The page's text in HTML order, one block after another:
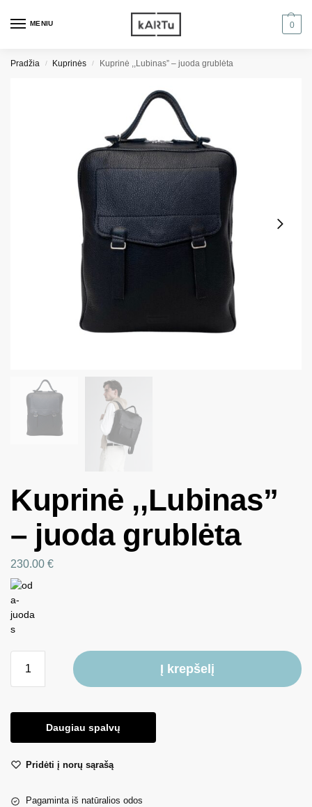
MENIU 0
Pradžia / Kuprinės / Kuprinė ,,Lubinas” – juoda grublėta
Kuprinė ,,Lubinas”
– juoda grublėta
230.00 €
Į krepšelį
Daugiau spalvų
Pridėti į norų sąrašą
Pagaminta iš natūralios odos